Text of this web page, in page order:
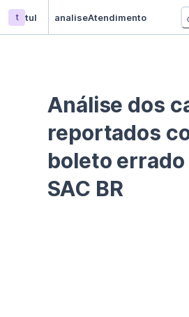
t tul analiseAtendimento
Análise dos
reportados
boleto
SAC BR